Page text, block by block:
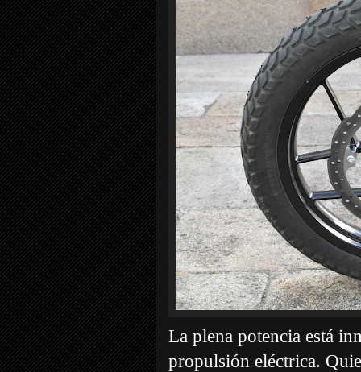
La plena potencia está
propulsión eléctrica.